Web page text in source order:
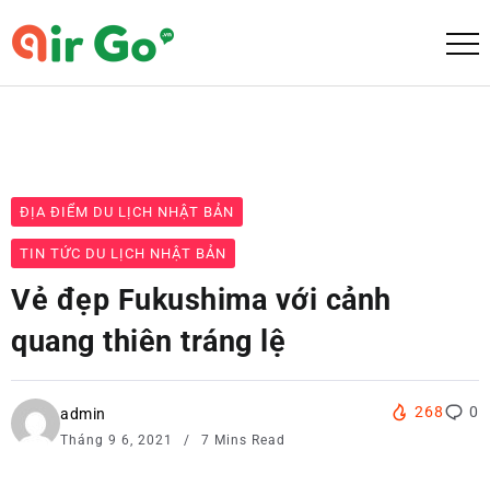
ĐỊA ĐIỂM DU LỊCH NHẬT BẢN
TIN TỨC DU LỊCH NHẬT BẢN
Vẻ đẹp Fukushima với cảnh
quang thiên tráng lệ
admin
Tháng 9 6, 2021 7 Mins Read
268 0